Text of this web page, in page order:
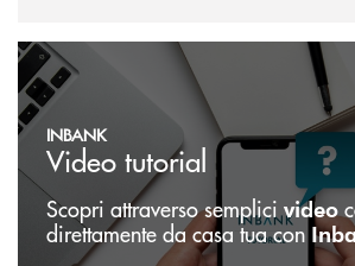
Inbank Tutorial
INBANK
Video tutorial
Scopri attraverso semplicivideo
direttamente da casa tua con